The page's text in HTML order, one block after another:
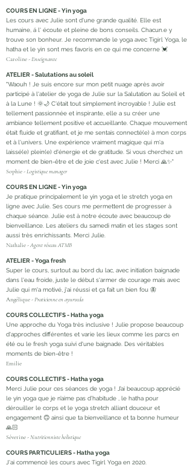
COURS EN LIGNE - Yin yoga
Les cours avec Julie sont d'une grande qualité. Elle est
humaine, á l' écoute et pleine de bons conseils. Chacun.e y
trouve son bonheur. Je recommande le yoga avec Tigirl Yoga, le
hatha et le yin sont mes favoris en ce qui me concerne 💓
Caroline -Enseignante
ATELIER - Salutations au soleil
"Waouh ! Je suis encore sur mon petit nuage après avoir
participé à l'atelier de yoga de Julie sur la Salutation au Soleil et
à la Lune ! 🌞🌙 C'était tout simplement incroyable ! Julie est
tellement passionnée et inspirante, elle a su créer une
ambiance tellement positive et accueillante. Chaque mouvement
était fluide et gratifiant, et je me sentais connecté(e) à mon corps
et à l'univers. Une expérience vraiment magique qui m'a
laissé(e) plein(e) d'énergie et de gratitude. Si vous cherchez un
moment de bien-être et de joie c'est avec Julie ! Merci 🙏✨"
Sophie -Logistique manager
COURS EN LIGNE - Yin yoga
Je pratique principalement le yin yoga et le stretch yoga en
ligne avec Julie. Ses cours me permettent de progresser à
chaque séance. Julie est à notre écoute avec beaucoup de
bienveillance. Les ateliers du samedi matin et les stages sont
aussi très enrichissants. Merci Julie.
Nathalie -Agent réseau ATMB
ATELIER - Yoga fresh
Super le cours, surtout au bord du lac, avec initiation baignade
dans l'eau froide, juste le début s'armer de courage mais avec
Julie qui m'a motivé, j'ai réussi et ça fait un bien fou 🦋
Angélique -Praticienne en ayurveda
COURS COLLECTIFS - Hatha yoga
Une approche du Yoga très inclusive ! Julie propose beaucoup
d'approches différentes et varie les lieux comme les parcs en
été ou le fresh yoga suivi d'une baignade. Des véritables
moments de bien-être !
Emilie
COURS COLLECTIFS - Hatha yoga
Merci Julie pour ces séances de yoga ! J’ai beaucoup apprécié
le yin yoga que je n’aime pas d’habitude , le hatha pour
dérouiller le corps et le yoga stretch alliant douceur et
engagement 🙃 ainsi que ta bienveillance et ta bonne humeur
🙏🏻
Séverine -Nutritionniste holistique
COURS PARTICULIERS - Hatha yoga
J'ai commencé les cours avec Tigirl Yoga en 2020.